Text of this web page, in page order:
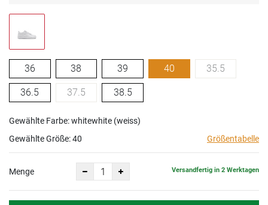
36 38 39 40 35.5
36.5 37.5 38.5
Gewählte Farbe: whitewhite (weiss)
Gewählte Größe:40 Größentabelle
Menge Versandfertig in 2 Werktagen